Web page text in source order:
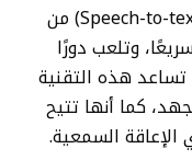
تعتبر تقنية تحويل الصوت إلى نص (Speech-to-text) من
وتلعب دورًا
هذه التقنية
كما أنها تتيح
السمعية.